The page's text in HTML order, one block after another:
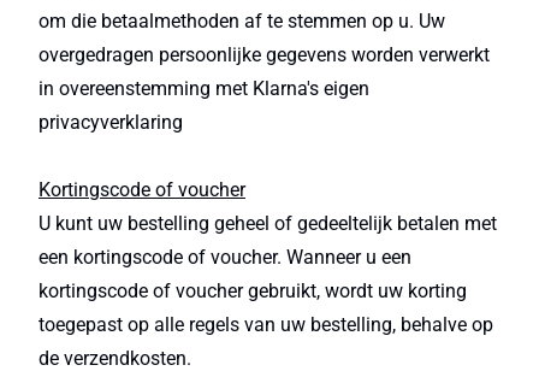
om die betaalmethoden af te stemmen op u. Uw
overgedragen persoonlijke gegevens worden verwerkt
in overeenstemming met Klarna's eigen
privacyverklaring
Kortingscode of voucher
U kunt uw bestelling geheel of gedeeltelijk betalen met
een kortingscode of voucher. Wanneer u een
kortingscode of voucher gebruikt, wordt uw korting
toegepast op alle regels van uw bestelling, behalve op
de verzendkosten.